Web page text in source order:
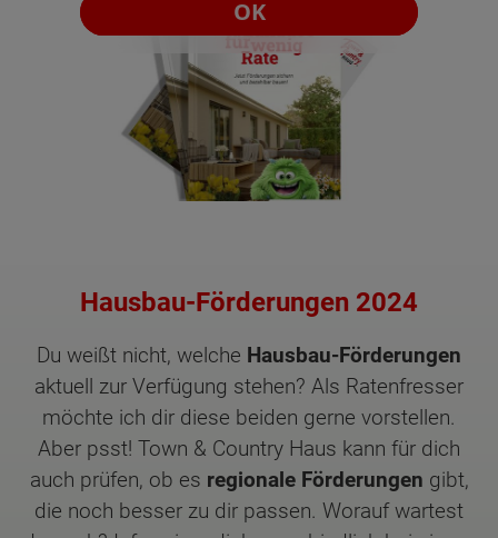
Hausbau-Förderungen 2024
Du weißt nicht, welche Hausbau-Förderungen
aktuell zur Verfügung stehen? Als Ratenfresser
möchte ich dir diese beiden gerne vorstellen.
Aber psst! Town & Country Haus kann für dich
auch prüfen, ob es regionale Förderungen gibt,
die noch besser zu dir passen. Worauf wartest